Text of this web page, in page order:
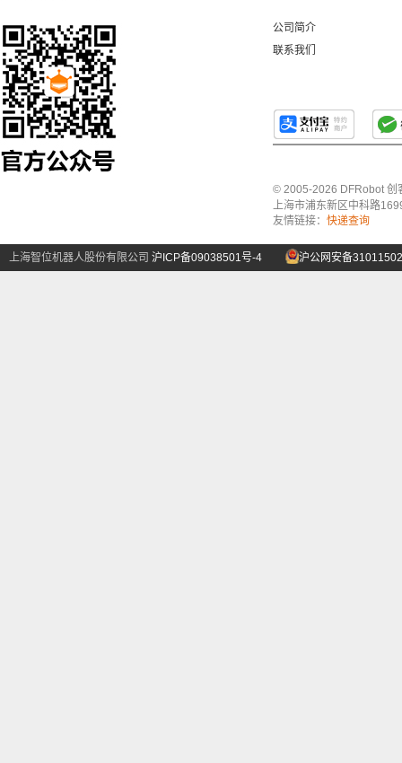
公司简介
联系我们
© 2005-2026 DFRobot 创
上海市浦东新区中科路
友情链接： 快递查询
上海智位机器人股份有限公司 沪ICP备09038501号-4 沪公网安备